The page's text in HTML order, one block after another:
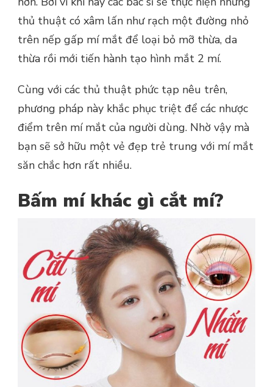
thủ thuật có xâm lấn như rạch một đường nhỏ
trên nếp gấp mí mắt để loại bỏ mỡ thừa, da
thừa rồi mới tiến hành tạo hình mắt 2 mí.
Cùng với các thủ thuật phức tạp nêu trên,
phương pháp này khắc phục triệt để các nhược
điểm trên mí mắt của người dùng. Nhờ vậy mà
bạn sẽ sở hữu một vẻ đẹp trẻ trung với mí mắt
săn chắc hơn rất nhiều.
Bấm mí khác gì cắt mí?